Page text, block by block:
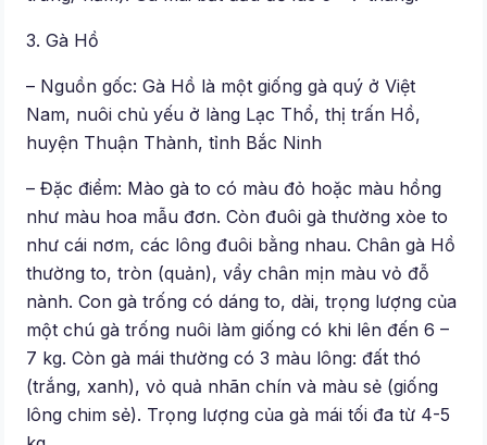
3. Gà Hồ
– Nguồn gốc: Gà Hồ là một giống gà quý ở Việt
Nam, nuôi chủ yếu ở làng Lạc Thổ, thị trấn Hồ,
huyện Thuận Thành, tỉnh Bắc Ninh
– Đặc điểm: Mào gà to có màu đỏ hoặc màu hồng
như màu hoa mẫu đơn. Còn đuôi gà thường xòe to
như cái nơm, các lông đuôi bằng nhau. Chân gà Hồ
thường to, tròn (quản), vẩy chân mịn màu vỏ đỗ
nành. Con gà trống có dáng to, dài, trọng lượng của
một chú gà trống nuôi làm giống có khi lên đến 6 –
7 kg. Còn gà mái thường có 3 màu lông: đất thó
(trắng, xanh), vỏ quả nhãn chín và màu sẻ (giống
lông chim sẻ). Trọng lượng của gà mái tối đa từ 4-5